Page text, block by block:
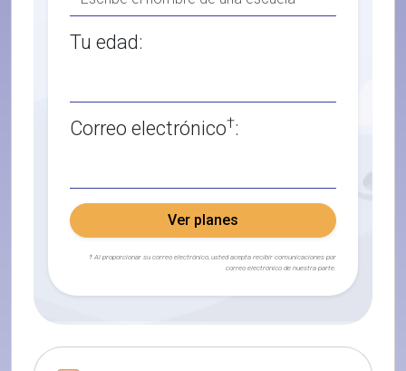
Tu edad:
Correo electrónico†:
Ver planes
† Al proporcionar su correo electrónico, usted acepta recibir comunicaciones por
correo electrónico de nuestra parte.